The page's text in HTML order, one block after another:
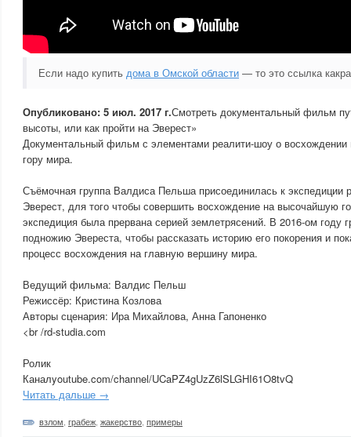
Если надо купить дома в Омской области — то это ссылка
Опубликовано: 5 июл. 2017 г.Смотреть документальный фильм
высоты, или как пройти на Эверест»
Документальный фильм с элементами реалити-шоу о
гору мира.
Съёмочная группа Валдиса Пельша присоединилась к экспедиции
Эверест, для того чтобы совершить восхождение на высочайшую
экспедиция была прервана серией землетрясений. В 2016-ом году
подножию Эвереста, чтобы рассказать историю его покорения и
процесс восхождения на главную вершину мира.
Ведущий фильма: Валдис Пельш
Режиссёр: Кристина Козлова
Авторы сценария: Ира Михайлова, Анна Гапоненко
<br /rd-studia.com
Ролик
Каналyoutube.com/channel/UCaPZ4gUzZ6lSLGHI61O8tvQ
Читать дальше →
взлом грабеж жакерство примеры